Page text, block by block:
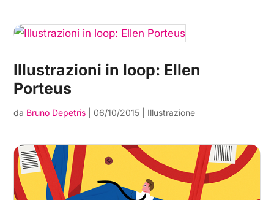
Illustrazioni in loop: Ellen
Porteus
da Bruno Depetris 06/10/2015 Illustrazione